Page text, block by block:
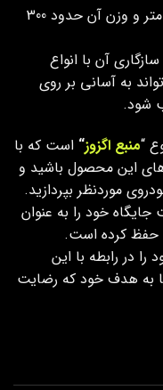
ابعاد این منبع اگزوز 350x150x100 میلی‌ متر و وزن آن حدود 300
آن با انواع
به آسانی بر روی
شود.
“منبع اگزوز“ است که با
این محصول باشید و
موردنظر بپردازید.
جایگاه خود را به عنوان
حفظ کرده است.
در رابطه با این
ما به هدف خود که رضایت